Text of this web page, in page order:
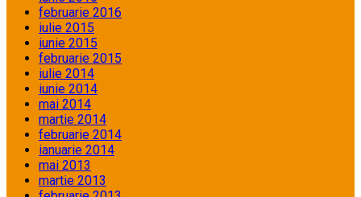
februarie 2016
iulie 2015
iunie 2015
februarie 2015
iulie 2014
iunie 2014
mai 2014
martie 2014
februarie 2014
ianuarie 2014
mai 2013
martie 2013